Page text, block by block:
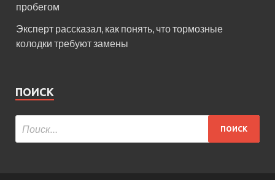
пробегом
Эксперт рассказал, как понять, что тормозные
колодки требуют замены
ПОИСК